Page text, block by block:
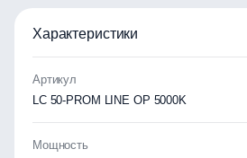
Характеристики
Артикул
LC 50-PROM LINE OP 5000K
Мощность